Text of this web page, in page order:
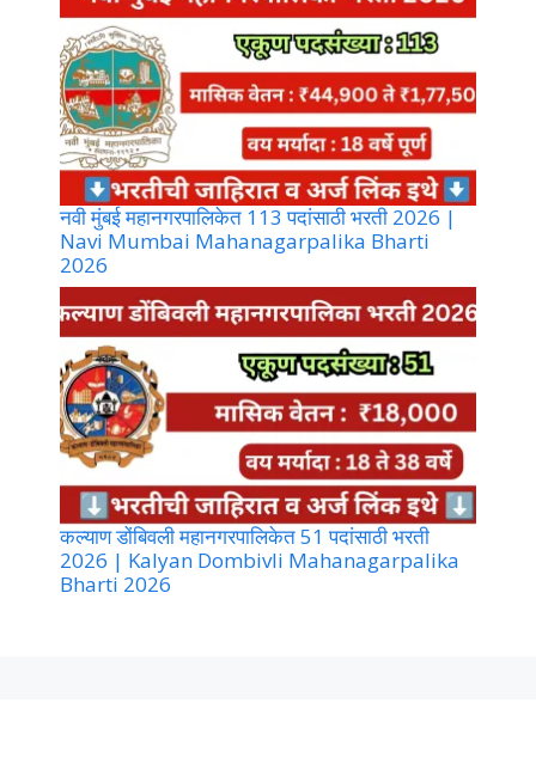
नवी मुंबई महानगरपालिकेत 113 पदांसाठी भरती 2026 |
Navi Mumbai Mahanagarpalika Bharti
2026
कल्याण डोंबिवली महानगरपालिकेत 51 पदांसाठी भरती
2026 | Kalyan Dombivli Mahanagarpalika
Bharti 2026